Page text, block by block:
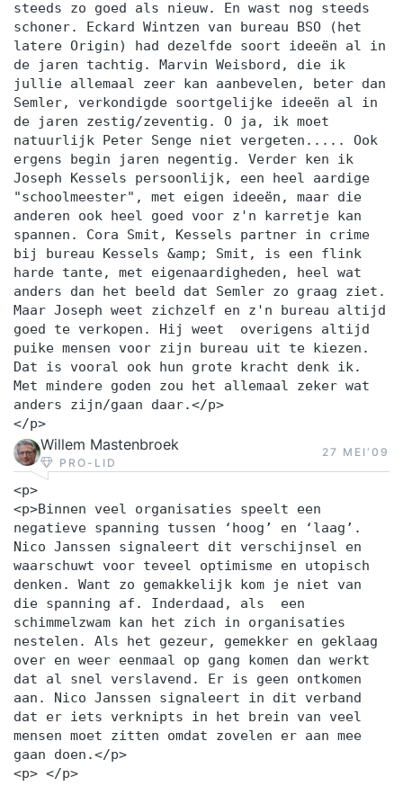
steeds zo goed als nieuw. En wast nog steeds
schoner. Eckard Wintzen van bureau BSO (het
latere Origin) had dezelfde soort ideeën al in
de jaren tachtig. Marvin Weisbord, die ik
jullie allemaal zeer kan aanbevelen, beter dan
Semler, verkondigde soortgelijke ideeën al in
de jaren zestig/zeventig. O ja, ik moet
natuurlijk Peter Senge niet vergeten..... Ook
ergens begin jaren negentig. Verder ken ik
Joseph Kessels persoonlijk, een heel aardige
"schoolmeester", met eigen ideeën, maar die
anderen ook heel goed voor z'n karretje kan
spannen. Cora Smit, Kessels partner in crime
bij bureau Kessels &amp; Smit, is een flink
harde tante, met eigenaardigheden, heel wat
anders dan het beeld dat Semler zo graag ziet.
Maar Joseph weet zichzelf en z'n bureau altijd
goed te verkopen. Hij weet overigens altijd
puike mensen voor zijn bureau uit te kiezen.
Dat is vooral ook hun grote kracht denk ik.
Met mindere goden zou het allemaal zeker wat
anders zijn/gaan daar.</p>
</p>
Willem Mastenbroek
PRO-LID
27 MEI‘09
<p>
<p>Binnen veel organisaties speelt een
negatieve spanning tussen ‘hoog’ en ‘laag’.
Nico Janssen signaleert dit verschijnsel en
waarschuwt voor teveel optimisme en utopisch
denken. Want zo gemakkelijk kom je niet van
die spanning af. Inderdaad, als een
schimmelzwam kan het zich in organisaties
nestelen. Als het gezeur, gemekker en geklaag
over en weer eenmaal op gang komen dan werkt
dat al snel verslavend. Er is geen ontkomen
aan. Nico Janssen signaleert in dit verband
dat er iets verknipts in het brein van veel
mensen moet zitten omdat zovelen er aan mee
gaan doen.</p>
<p> </p>